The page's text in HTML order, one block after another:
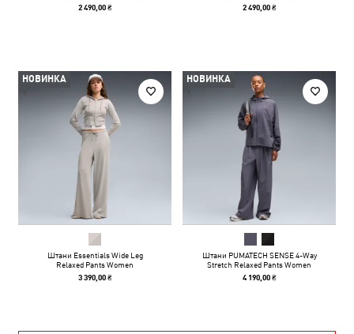
2 490,00 ₴ 2 490,00 ₴
НОВИНКА
Штани Essentials Wide Leg
Relaxed Pants Women
3 390,00 ₴
НОВИНКА
Штани PUMATECH SENSE 4-Way
Stretch Relaxed Pants Women
4 190,00 ₴